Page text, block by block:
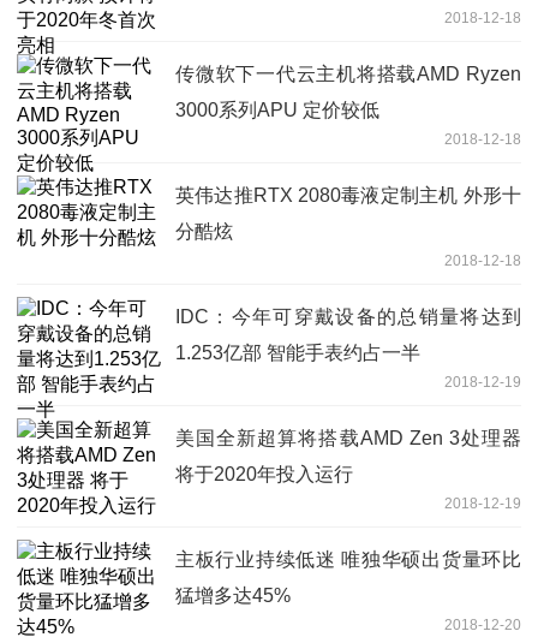
2018-12-18
传微软下一代云主机将搭载AMD Ryzen
3000系列APU 定价较低
2018-12-18
英伟达推RTX 2080毒液定制主机 外形十
分酷炫
2018-12-18
IDC：今年可穿戴设备的总销量将达到
1.253亿部 智能手表约占一半
2018-12-19
美国全新超算将搭载AMD Zen 3处理器
将于2020年投入运行
2018-12-19
主板行业持续低迷 唯独华硕出货量环比
猛增多达45%
2018-12-20